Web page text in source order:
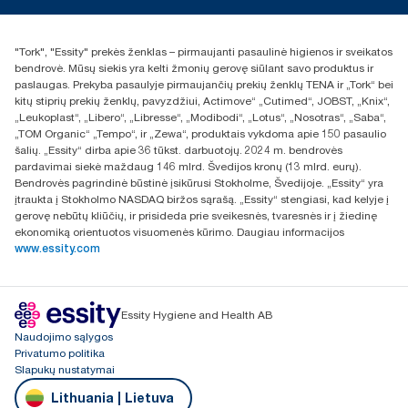
+370 5 268 3455
UAB Essity Lithuania
Naugarduko g. 98
LT-03160 Vilnius, Lietuva
"Tork", "Essity" prekės ženklas – pirmaujanti pasaulinė higienos ir sveikatos
bendrovė. Mūsų siekis yra kelti žmonių gerovę siūlant savo produktus ir
paslaugas. Prekyba pasaulyje pirmaujančių prekių ženklų TENA ir „Tork“ bei
kitų stiprių prekių ženklų, pavyzdžiui, Actimove“ „Cutimed“, JOBST, „Knix“,
„Leukoplast“, „Libero“, „Libresse“, „Modibodi“, „Lotus“, „Nosotras“, „Saba“,
„TOM Organic“ „Tempo“, ir „Zewa“, produktais vykdoma apie 150 pasaulio
šalių. „Essity“ dirba apie 36 tūkst. darbuotojų. 2024 m. bendrovės
pardavimai siekė maždaug 146 mlrd. Švedijos kronų (13 mlrd. eurų).
Bendrovės pagrindinė būstinė įsikūrusi Stokholme, Švedijoje. „Essity“ yra
įtraukta į Stokholmo NASDAQ biržos sąrašą. „Essity“ stengiasi, kad kelyje į
gerovę nebūtų kliūčių, ir prisideda prie sveikesnės, tvaresnės ir į žiedinę
ekonomiką orientuotos visuomenės kūrimo. Daugiau informacijos
www.essity.com
Essity Hygiene and Health AB
Naudojimo sąlygos
Privatumo politika
Slapukų nustatymai
Lithuania | Lietuva